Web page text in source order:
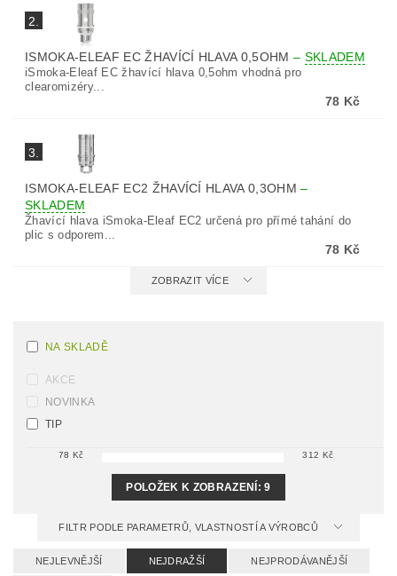
2.
ISMOKA-ELEAF EC ŽHAVÍCÍ HLAVA 0,5OHM – SKLADEM
iSmoka-Eleaf EC žhavící hlava 0,5ohm vhodná pro
clearomizéry...
78 Kč
3.
ISMOKA-ELEAF EC2 ŽHAVÍCÍ HLAVA 0,3OHM–
SKLADEM
Žhavící hlava iSmoka-Eleaf EC2 určená pro přímé tahání do
plic s odporem...
78 Kč
ZOBRAZIT VÍCE
NA SKLADĚ
AKCE
NOVINKA
TIP
78 Kč 312 Kč
POLOŽEK K ZOBRAZENÍ:9
FILTR PODLE PARAMETRŮ, VLASTNOSTÍ A VÝROBCŮ
NEJLEVNĚJŠÍ NEJDRAŽŠÍ NEJPRODÁVANĚJŠÍ